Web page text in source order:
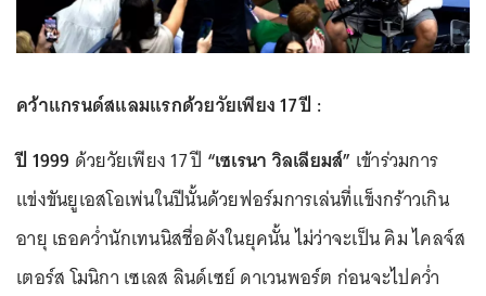
คว้าแกรนด์สแลมแรกด้วยวัยเพียง 17 ปี :
ปี 1999 ด้วยวัยเพียง 17 ปี “เซเรนา วิลเลียมส์” เข้าร่วมการ
แข่งขันยูเอสโอเพ่นในปีนั้นด้วยฟอร์มการเล่นที่แข็งกร้าวเกิน
อายุ เธอคว่ำนักเทนนิสชื่อดังในยุคนั้น ไม่ว่าจะเป็น คิม ไคลจ์ส
เตอร์ส โมนิกา เซเลส ลินด์เซย์ ดาเวนพอร์ต ก่อนจะไปคว่ำ